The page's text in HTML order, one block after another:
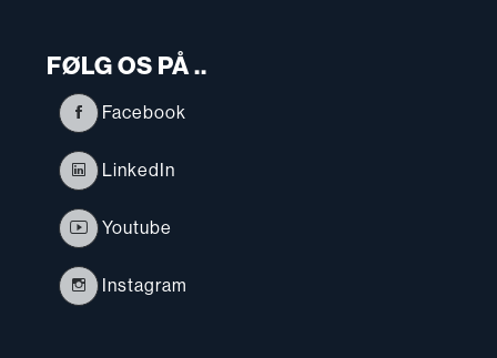
FØLG OS PÅ ..
Facebook
LinkedIn
Youtube
Instagram